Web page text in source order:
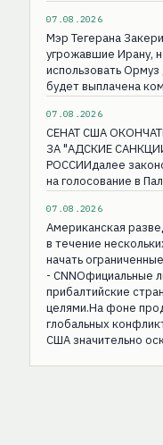
07.08.2026
Мэр Тегерана
угрожавшие Ирану,
использовать
будет выплачена
07.08.2026
СЕНАТ США
ЗА "АДСКИЕ
РОССИИдалее
на голосование в
07.08.2026
Американская
в течение
начать
- CNNОфициальные
прибалтийские
целями.На фоне
глобальных
США значительно